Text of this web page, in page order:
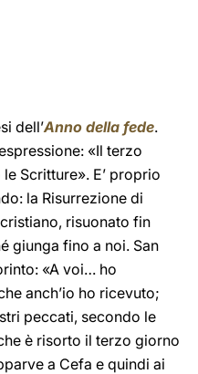
dell’Anno della fede.
«Il terzo
Scritture». E’ proprio
la Risurrezione di
risuonato fin
giunga fino a noi. San
«A voi… ho
anch’io ho ricevuto;
peccati, secondo le
è risorto il terzo giorno
a Cefa e quindi ai